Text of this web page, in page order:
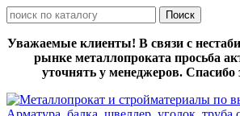
Уважаемые клиенты! В связи с
рынке металлопроката просьба
уточнять у менеджеров. Спасибо